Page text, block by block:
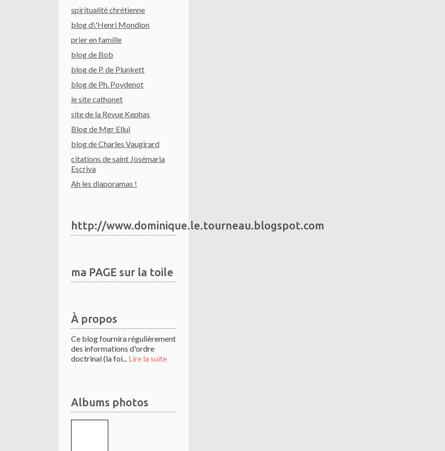
spiritualité chrétienne
blog d\'Henri Mondion
prier en famille
blog de Bob
blog de P. de Plunkett
blog de Ph. Poydenot
le site cathonet
site de la Revue Kephas
Blog de Mgr Ellul
blog de Charles Vaugirard
citations de saint Josémaria
Escriva
Ah les diaporamas !
http://www.dominique.le.tourneau.blogspot.com
ma PAGE sur la toile
À propos
Ce blog fournira régulièrement
des informations d'ordre
doctrinal (la foi...
Lire la suite
Albums photos